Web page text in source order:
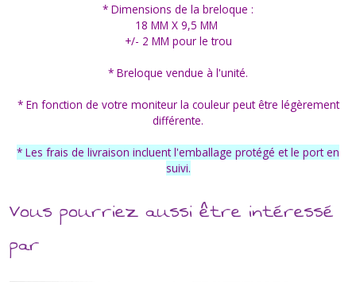
* Dimensions de la breloque :
18 MM X 9,5 MM
+/- 2 MM pour le trou
* Breloque vendue à l'unité.
* En fonction de votre moniteur la couleur peut être légèrement
différente.
* Les frais de livraison incluent l'emballage protégé et le port en
suivi.
Vous pourriez aussi être intéressé
par